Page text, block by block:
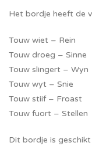
Het bordje heeft de
Touw wiet – Rein
Touw droeg – Sinne
Touw slingert – Wyn
Touw wyt – Snie
Touw stiif – Froast
Touw fuort – Stellen
Dit bordje is